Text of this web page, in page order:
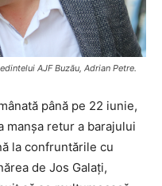
AJF Buzău, Adrian Petre.
până pe 22 iunie,
manşa retur a barajului
la confruntările cu
de Jos Galaţi,